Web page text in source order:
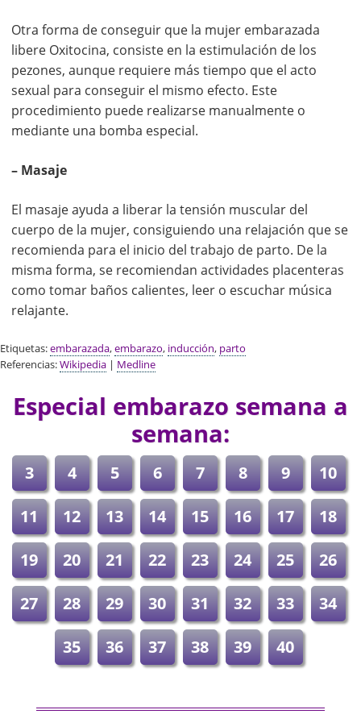
Otra forma de conseguir que la mujer embarazada
libere Oxitocina, consiste en la estimulación de los
pezones, aunque requiere más tiempo que el acto
sexual para conseguir el mismo efecto. Este
procedimiento puede realizarse manualmente o
mediante una bomba especial.
– Masaje
El masaje ayuda a liberar la tensión muscular del
cuerpo de la mujer, consiguiendo una relajación que se
recomienda para el inicio del trabajo de parto. De la
misma forma, se recomiendan actividades placenteras
como tomar baños calientes, leer o escuchar música
relajante.
Etiquetas:embarazada,embarazo, inducción, parto
Referencias:Wikipedia | Medline
Especial embarazo semana a
semana:
3 4 5 6 7 8 9
10
11
12 13 14 15 16 17
18
19
20 21 22 23 24 25
26
27
28 29 30 31 32 33
34
35
36 37 38 39 40